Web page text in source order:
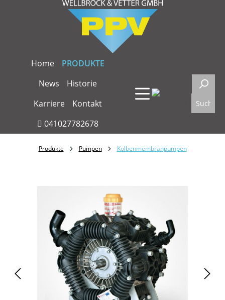
Zum Hauptinhalt springen
Home
PRODUKTE
News
Historie
Karriere
Kontakt
041027782678
Produkte Pumpen Kolbenmembranpumpen
Bildergalerie überspringen